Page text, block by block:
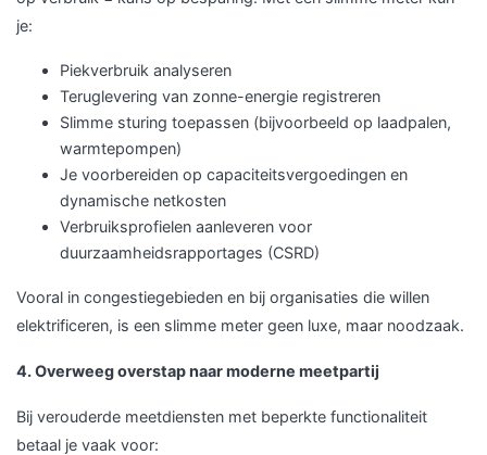
je:
Piekverbruik analyseren
Teruglevering van zonne-energie registreren
Slimme sturing toepassen (bijvoorbeeld op laadpalen,
warmtepompen)
Je voorbereiden op capaciteitsvergoedingen en
dynamische netkosten
Verbruiksprofielen aanleveren voor
duurzaamheidsrapportages (CSRD)
Vooral in congestiegebieden en bij organisaties die willen
elektrificeren, is een slimme meter geen luxe, maar noodzaak.
4. Overweeg overstap naar moderne meetpartij
Bij verouderde meetdiensten met beperkte functionaliteit
betaal je vaak voor: